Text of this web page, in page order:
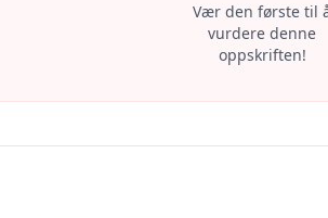
Vær den første til
vurdere denne
oppskriften!